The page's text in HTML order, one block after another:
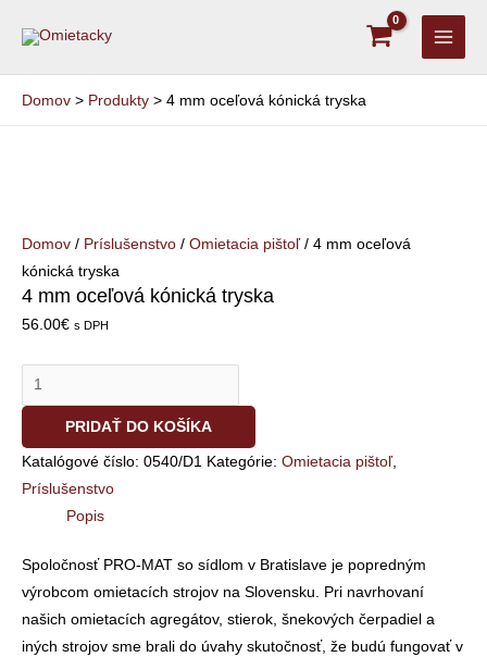
Domov Produkty 4 mm oceľová kónická tryska
Domov / Príslušenstvo / Omietacia pištoľ/ 4 mm oceľová
kónická tryska
4 mm oceľová kónická tryska
56.00€ s DPH
kónická
tryska
PRIDAŤ DO KOŠÍKA
Katalógové číslo: 0540/D1 Kategórie: Omietacia pištoľ,
Príslušenstvo
Popis
Spoločnosť PRO-MAT so sídlom v Bratislave je popredným
výrobcom omietacích strojov na Slovensku. Pri navrhovaní
našich omietacích agregátov, stierok, šnekových čerpadiel a
iných strojov sme brali do úvahy skutočnosť, že budú fungovať v